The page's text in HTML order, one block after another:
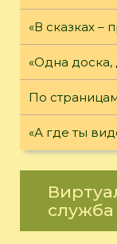
«В сказках –
«Одна доска,
По
«А где ты
служба